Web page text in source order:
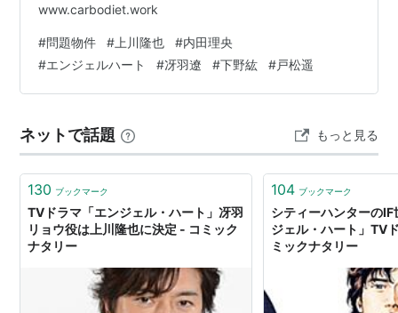
www.carbodiet.work
#問題物件 # 上川隆也 #内田理央
#エンジェルハート #冴羽遼 #下野紘 #戸松遥
ネットで話題 もっと見る
130 ブックマーク
TVドラマ「エンジェル・ハート」冴羽
リョウ役は上川隆也に決定 - コミック
ナタリー
104 ブックマーク
シティーハンターの
ジェル・ハート」TV
ミックナタリー